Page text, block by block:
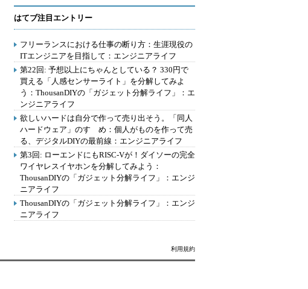
はてブ注目エントリー
フリーランスにおける仕事の断り方：生涯現役の
ITエンジニアを目指して：エンジニアライフ
第22回: 予想以上にちゃんとしている？ 330円で
買える「人感センサーライト」を分解してみよ
う：ThousanDIYの「ガジェット分解ライフ」：エ
ンジニアライフ
欲しいハードは自分で作って売り出そう。「同人
ハードウェア」のすゝめ：個人がものを作って売
る、デジタルDIYの最前線：エンジニアライフ
第3回: ローエンドにもRISC-Vが！ダイソーの完全
ワイヤレスイヤホンを分解してみよう：
ThousanDIYの「ガジェット分解ライフ」：エンジ
ニアライフ
ThousanDIYの「ガジェット分解ライフ」：エンジ
ニアライフ
利用規約